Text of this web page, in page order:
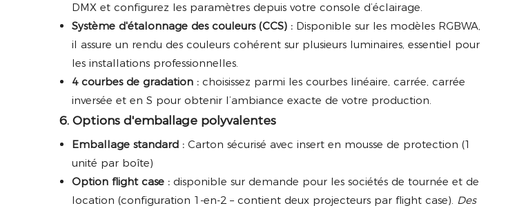
DMX et configurez les paramètres depuis votre console d’éclairage.
Système d'étalonnage des couleurs (CCS) : Disponible sur les modèles RGBWA,
il assure un rendu des couleurs cohérent sur plusieurs luminaires, essentiel pour
les installations professionnelles.
4 courbes de gradation : choisissez parmi les courbes linéaire, carrée, carrée
inversée et en S pour obtenir l’ambiance exacte de votre production.
6. Options d'emballage polyvalentes
Emballage standard : Carton sécurisé avec insert en mousse de protection (1
unité par boîte)
Option flight case : disponible sur demande pour les sociétés de tournée et de
location (configuration 1-en-2 – contient deux projecteurs par flight case). Des